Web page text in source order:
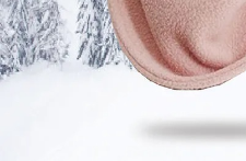
１．透過由恩沛科技股份有限公司提
易，需依本服務之必要範圍內提供個
權轉讓予恩沛科技股份有限公司。
２．關於個人資料處理事宜，請瀏覽
https://aftee.tw/terms/#terms3
３．未成年的使用者請事先徵得法定